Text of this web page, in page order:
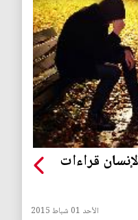
قراءات
الأحد 01 شباط 2015